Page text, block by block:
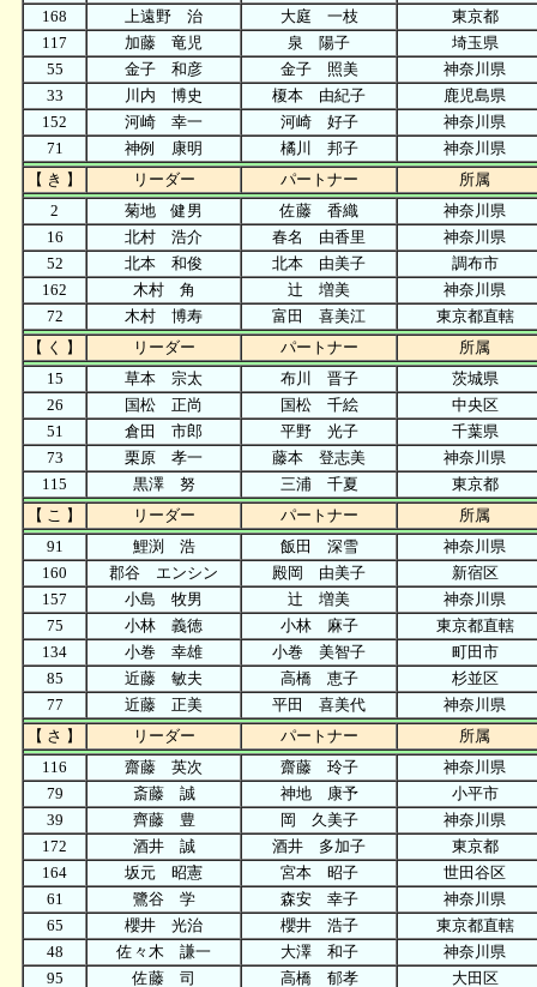
168
上遠野 治 大庭 一枝
東京都
117
加藤 竜児 泉 陽子
埼玉県
55
金子 和彦 金子 照美
神奈川県
33
川内 博史 榎本 由紀子
鹿児島県
152
河崎 幸一 河崎 好子
神奈川県
71
神例 康明 橘川 邦子
神奈川県
【 き 】
リーダー パートナー
所属
2
菊地 健男 佐藤 香織
神奈川県
16
北村 浩介 春名 由香里
神奈川県
52
北本 和俊 北本 由美子
調布市
162
木村 角 辻 増美
神奈川県
72
木村 博寿 富田 喜美江
東京都直轄
【 く 】
リーダー パートナー
所属
15
草本 宗太 布川 晋子
茨城県
26
国松 正尚 国松 千絵
中央区
51
倉田 市郎 平野 光子
千葉県
73
栗原 孝一 藤本 登志美
神奈川県
115
黒澤 努 三浦 千夏
東京都
【 こ 】
リーダー パートナー
所属
91
鯉渕 浩 飯田 深雪
神奈川県
160
郡谷 エンシン 殿岡 由美子
新宿区
157
小島 牧男 辻 増美
神奈川県
75
小林 義徳 小林 麻子
東京都直轄
134
小巻 幸雄 小巻 美智子
町田市
85
近藤 敏夫 高橋 恵子
杉並区
77
近藤 正美 平田 喜美代
神奈川県
【 さ 】
リーダー パートナー
所属
116
齋藤 英次 齋藤 玲子
神奈川県
79
斎藤 誠 神地 康予
小平市
39
齊藤 豊 岡 久美子
神奈川県
172
酒井 誠 酒井 多加子
東京都
164
坂元 昭憲 宮本 昭子
世田谷区
61
鷺谷 学 森安 幸子
神奈川県
65
櫻井 光治 櫻井 浩子
東京都直轄
48
佐々木 謙一 大澤 和子
神奈川県
95
佐藤 司 高橋 郁孝 大田区